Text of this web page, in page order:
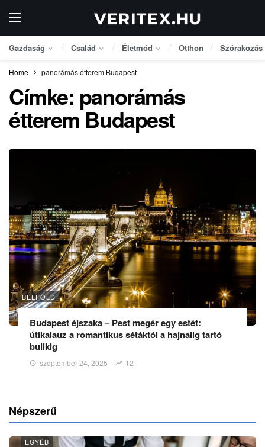
Gazdaság Család Életmód Otthon Szórakozás
Home panorámás étterem Budapest
Címke: panorámás
étterem Budapest
BELFÖLD
Budapest éjszaka – Pest megér egy estét:
útikalauz a romantikus sétáktól a hajnalig tartó
bulikig
szeptember 24, 2025 12
Népszerű
EGYÉB